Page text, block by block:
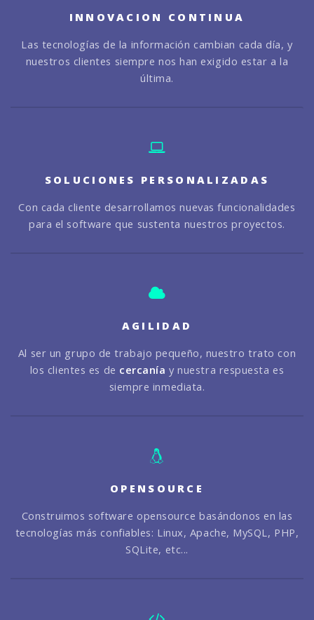
INNOVACION CONTINUA
Las tecnologías de la información cambian cada día, y
nuestros clientes siempre nos han exigido estar a la
última.
SOLUCIONES PERSONALIZADAS
Con cada cliente desarrollamos nuevas funcionalidades
para el software que sustenta nuestros proyectos.
AGILIDAD
Al ser un grupo de trabajo pequeño, nuestro trato con
los clientes es de cercanía y nuestra respuesta es
siempre inmediata.
OPENSOURCE
Construimos software opensource basándonos en las
tecnologías más confiables: Linux, Apache, MySQL, PHP,
SQLite, etc...